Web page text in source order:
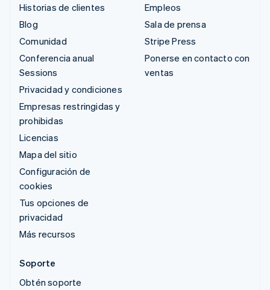
Historias de clientes
Blog
Comunidad
Conferencia anual
Sessions
Privacidad y condiciones
Empresas restringidas y
prohibidas
Licencias
Mapa del sitio
Configuración de
cookies
Tus opciones de
privacidad
Más recursos
Empleos
Sala de prensa
Stripe Press
Ponerse en contacto con
ventas
Soporte
Obtén soporte